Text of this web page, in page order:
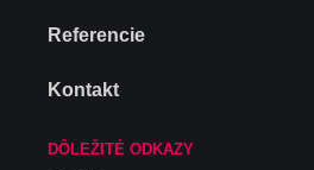
Referencie
Kontakt
DÔLEŽITÉ ODKAZY